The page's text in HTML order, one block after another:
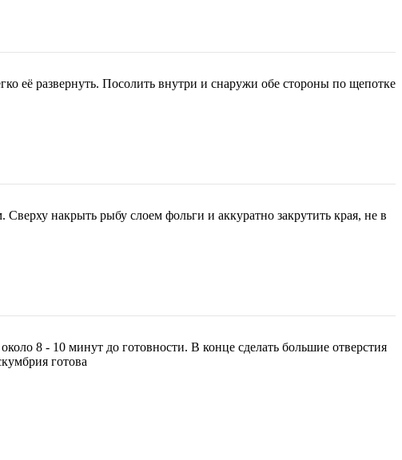
её развернуть. Посолить внутри и снаружи обе стороны по щепотке
накрыть рыбу слоем фольги и аккуратно закрутить края, не в
8 - 10 минут до готовности. В конце сделать большие отверстия
готова